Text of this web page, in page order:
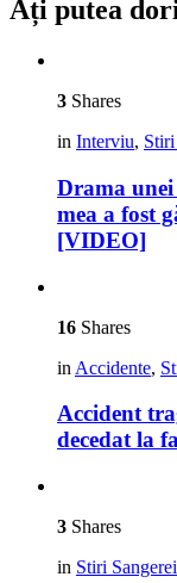
Ați putea
3 Shares
in Interviu, Stiri
Drama
mea a fost
[VIDEO]
16 Shares
in Accidente,
Accident
decedat la
3 Shares
in Stiri Sangerei